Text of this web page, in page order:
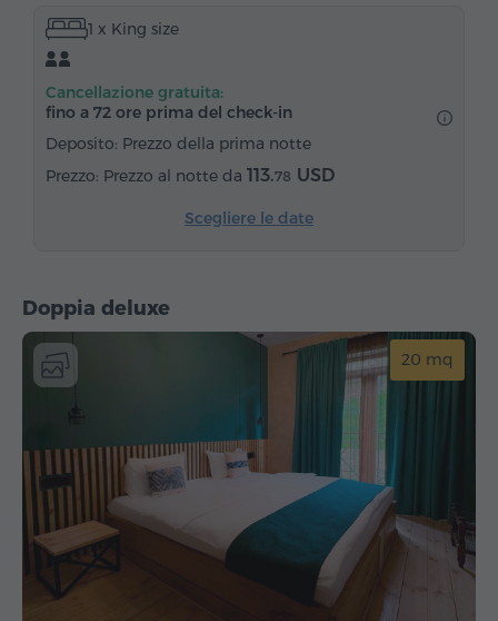
Riscaldamento
Sedia
Canali satellitari Pavimenti in parquet
1 x King size
Cancellazione gratuita:
fino a 72 ore prima del check‑in
Deposito: Prezzo della prima notte
Prezzo al notte da 113.78 USD
Scegliere le date
Doppia deluxe
20 mq